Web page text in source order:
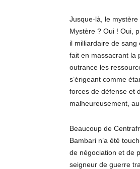
Jusque-là, le
Mystère ? Oui ! Oui,
il milliardaire de
fait en massacrant la
outrance les
s’érigeant comme
forces de défense et
malheureusement,
Beaucoup de
Bambari n’a été
de négociation et de
seigneur de guerre